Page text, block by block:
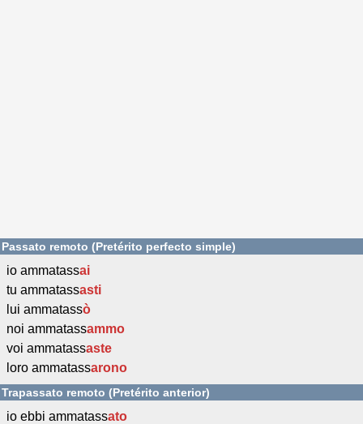
Passato remoto (Pretérito perfecto simple)
io ammatassai
tu ammatassasti
lui ammatassò
noi ammatassammo
voi ammatassaste
loro ammatassarono
Trapassato remoto (Pretérito anterior)
io ebbi ammatassato